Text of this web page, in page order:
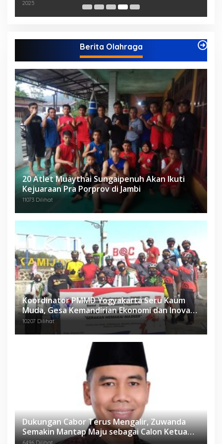
2025
Berita Olahraga
20 Atlet Muaythai Sungaipenuh Akan Ikuti
Kejuaraan Pra Porprov di Jambi
11073 Dilihat
Koordinator PMMD Yogyakarta Seru Kaum
Muda, Gesa Kemandirian Ekonomi dan Inovasi
Desa
10207 Dilihat
Dukungan Cabor Terus Mengalir, Zuwanda
Semakin Mantap Maju sebagai Calon Ketua
KONI
6496 Dilihat